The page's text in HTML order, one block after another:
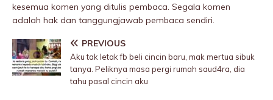
kesemua komen yang ditulis pembaca. Segala komen
adalah hak dan tanggungjawab pembaca sendiri.
PREVIOUS
Aku tak letak fb beli cincin baru, mak mertua sibuk
tanya. Peliknya masa pergi rumah saud4ra, dia
tahu pasal cincin aku